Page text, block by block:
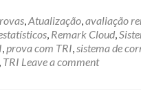
,Atualização,avaliação
, Remark Cloud,
,prova com TRI,sistema de
, TRI Leave a comment